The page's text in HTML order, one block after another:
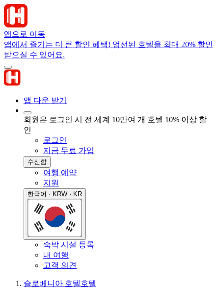
앱으로 이동
앱에서 즐기는 더 큰 할인 혜택! 엄선된 호텔을 최대 20% 할인
받으실 수 있어요.
앱 다운 받기
회원은 로그인 시 전 세계 10만여 개 호텔 10% 이상 할
인
로그인
지금 무료 가입
수신함
여행 예약
지원
한국어 · KRW · KR
숙박 시설 등록
내 여행
고객 의견
슬로베니아 호텔호텔